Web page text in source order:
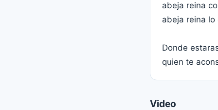
abeja reina
abeja reina lo
Donde
quien te
Video